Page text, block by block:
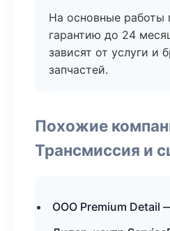
На основные работы
гарантию до 24
зависят от услуги и
запчастей.
Похожие
Трансмиссия и
ООО Premium Detail